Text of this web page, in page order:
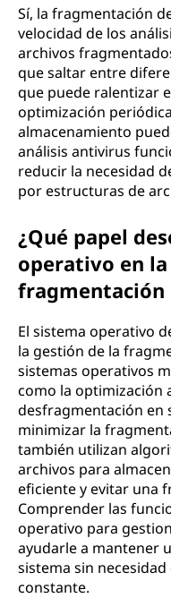
Sí, la fragmentación
velocidad de los
archivos
que saltar entre
que puede ralentizar
optimización
almacenamiento
análisis antivirus
reducir la necesidad
por estructuras de
¿Qué papel
operativo en
fragmentación
El sistema operativo
la gestión de la
sistemas operativos
como la optimización
desfragmentación en
minimizar la
también utilizan
archivos para
eficiente y evitar una
Comprender las
operativo para
ayudarle a mantener
sistema sin
constante.